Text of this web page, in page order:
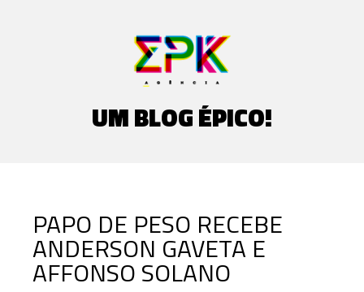
UM BLOG ÉPICO!
PAPO DE PESO RECEBE
ANDERSON GAVETA E
AFFONSO SOLANO